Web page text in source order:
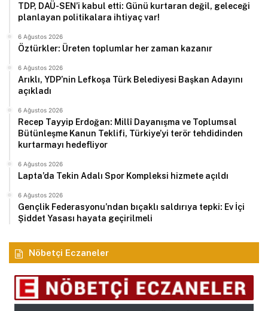
TDP, DAÜ-SEN’i kabul etti: Günü kurtaran değil, geleceği
planlayan politikalara ihtiyaç var!
6 Ağustos 2026
Öztürkler: Üreten toplumlar her zaman kazanır
6 Ağustos 2026
Arıklı, YDP’nin Lefkoşa Türk Belediyesi Başkan Adayını
açıkladı
6 Ağustos 2026
Recep Tayyip Erdoğan: Millî Dayanışma ve Toplumsal
Bütünleşme Kanun Teklifi, Türkiye’yi terör tehdidinden
kurtarmayı hedefliyor
6 Ağustos 2026
Lapta’da Tekin Adalı Spor Kompleksi hizmete açıldı
6 Ağustos 2026
Gençlik Federasyonu’ndan bıçaklı saldırıya tepki: Ev İçi
Şiddet Yasası hayata geçirilmeli
Nöbetçi Eczaneler